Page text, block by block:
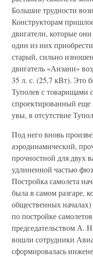
Большие трудности
Конструкторам
двигатели, которые
один из них
старый, сильно
двигатель «Анзани»
35 л. с. (25,7 кВт). Это
Туполев с товарищами
спроектированный еще
увы, в отсутствие
Под него вновь
аэродинамический,
прочностной для двух
удлиненной частью
Постройка самолета
была в самом разгаре,
общественных
по постройке
председательством А.
вошли сотрудники
сформировалась